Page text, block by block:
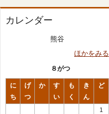
カレンダー
熊谷
ほかをみる
８がつ
に
ち
げ
つ
か
す
い
も
く
き
ん
ど
1